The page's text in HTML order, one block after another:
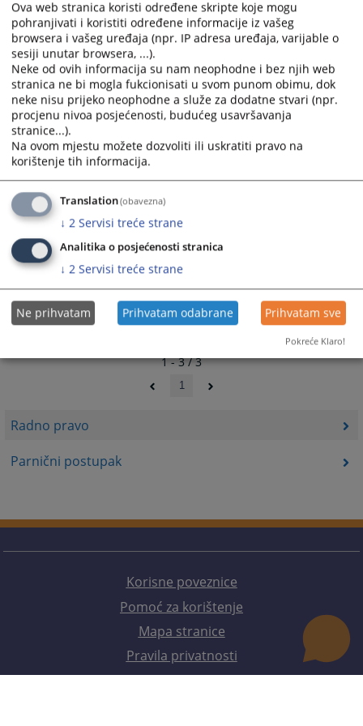
Radno pravo
Parnični postupak
and
select
a
date.
Press
the
question
mark
key
get
the
keyboard
shortcuts
for
dates.
and
select
a
date.
Press
the
question
mark
key
the
keyboard
shortcuts
for
dates.
1 - 3 / 3
1
Korisne poveznice
Pomoć za korištenje
Mapa stranice
Pravila privatnosti
Ova web stranica koristi određene skripte koje mogu
pohranjivati i koristiti određene informacije iz vašeg
browsera i vašeg uređaja (npr. IP adresa uređaja, varijable o
sesiji unutar browsera, ...).
Neke od ovih informacija su nam neophodne i bez njih web
stranica ne bi mogla fukcionisati u svom punom obimu, dok
neke nisu prijeko neophodne a služe za dodatne stvari (npr.
procjenu nivoa posjećenosti, budućeg usavršavanja
stranice...).
Na ovom mjestu možete dozvoliti ili uskratiti pravo na
korištenje tih informacija.
Translation(obavezna)
↓ 2 Servisi treće strane
Analitika o posjećenosti stranica
↓ 2 Servisi treće strane
Ne prihvatam Prihvatam odabrane Prihvatam sve
Pokreće Klaro!